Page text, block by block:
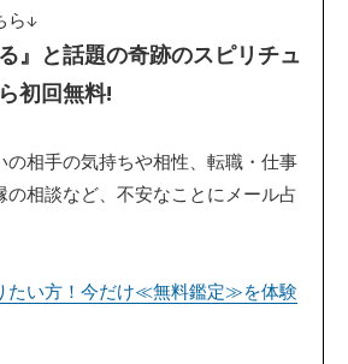
ら↓
』と話題の奇跡のスピリチュ
初回無料!
の相手の気持ちや相性、転職・仕事
の相談など、不安なことにメール占
たい方！今だけ≪無料鑑定≫を体験